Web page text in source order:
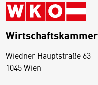
Wiedner Hauptstraße 63
1045 Wien
D